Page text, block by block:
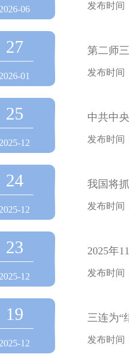
2026-06 发布时间
27
2026-01 发布时间
25
2025-12
中共中
发布时间
24
2025-12
我国将
发布时间
23
2025-12
2025年
发布时间
19
2025-12
三连为“
发布时间